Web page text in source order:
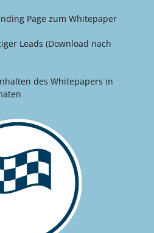
Page zum Whitepaper
Leads (Download nach
des Whitepapers in